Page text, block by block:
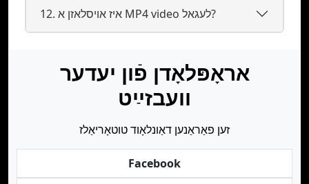
12. איז אױסלאזן א MP4 video לעגאל?
אראָפּלאָדן פֿון יעדער
וועבזײַט
זען פאַראַנען דאַונלאָוד טוטאָריאַלז
Facebook